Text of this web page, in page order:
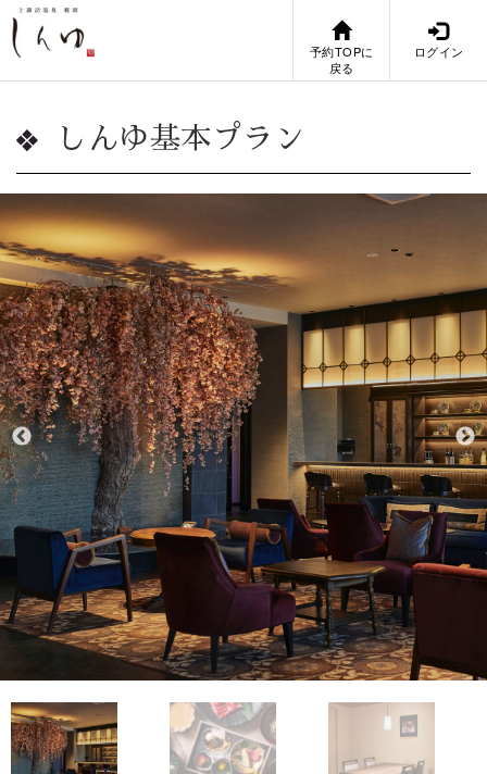
予約TOPに
戻る
ログイン
しんゆ基本プラン